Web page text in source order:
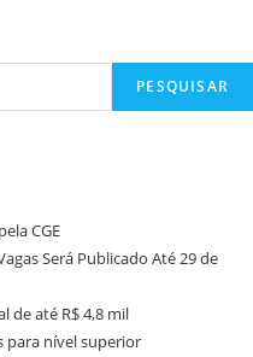
PESQUISAR
CGE
Será Publicado Até 29 de
de até R$ 4,8 mil
para nível superior